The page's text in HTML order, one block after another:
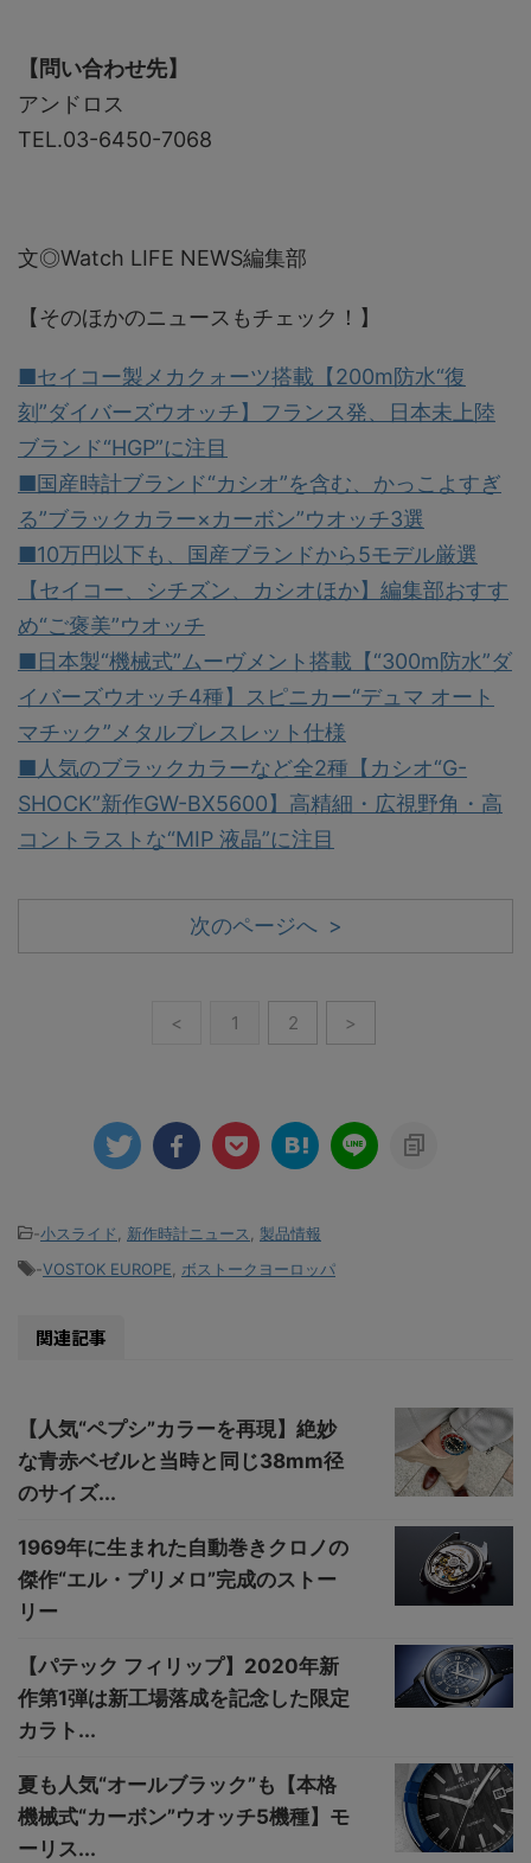
【問い合わせ先】
アンドロス
TEL.03-6450-7068
文◎Watch LIFE NEWS編集部
【そのほかのニュースもチェック！】
■セイコー製メカクォーツ搭載【200m防水“復
刻”ダイバーズウオッチ】フランス発、日本未上陸
ブランド“HGP”に注目
■国産時計ブランド“カシオ”を含む、かっこよすぎ
る”ブラックカラー×カーボン”ウオッチ3選
■10万円以下も、国産ブランドから5モデル厳選
【セイコー、シチズン、カシオほか】編集部おすす
め“ご褒美”ウオッチ
■日本製“機械式”ムーヴメント搭載【“300m防水”ダ
イバーズウオッチ4種】スピニカー“デュマ オート
マチック”メタルブレスレット仕様
■人気のブラックカラーなど全2種【カシオ“G-
SHOCK”新作GW-BX5600】高精細・広視野角・高
コントラストな“MIP 液晶”に注目
次のページへ >
< 1 2 >
-小スライド 新作時計ニュース
製品情報
-VOSTOK EUROPE ボストークヨーロッパ
関連記事
【人気“ペプシ”カラーを再現】絶妙
な青赤ベゼルと当時と同じ38mm径
のサイズ...
1969年に生まれた自動巻きクロノの
傑作“エル・プリメロ”完成のストー
リー
【パテック フィリップ】2020年新
作第1弾は新工場落成を記念した限定
カラト...
夏も人気“オールブラック”も【本格
機械式“カーボン”ウオッチ5機種】モ
ーリス...